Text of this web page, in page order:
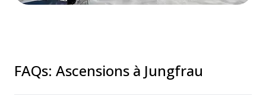
FAQs: Ascensions à Jungfrau